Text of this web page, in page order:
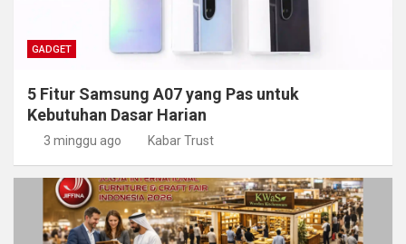
GADGET
5 Fitur Samsung A07 yang Pas untuk
Kebutuhan Dasar Harian
3 minggu ago Kabar Trust